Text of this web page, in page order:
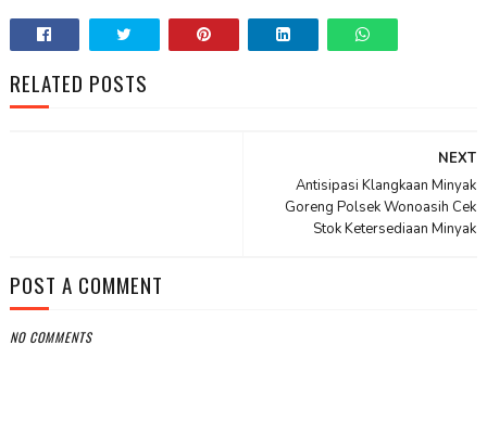
RELATED POSTS
NEXT
Antisipasi Klangkaan Minyak
Goreng Polsek Wonoasih Cek
Stok Ketersediaan Minyak
POST A COMMENT
NO COMMENTS